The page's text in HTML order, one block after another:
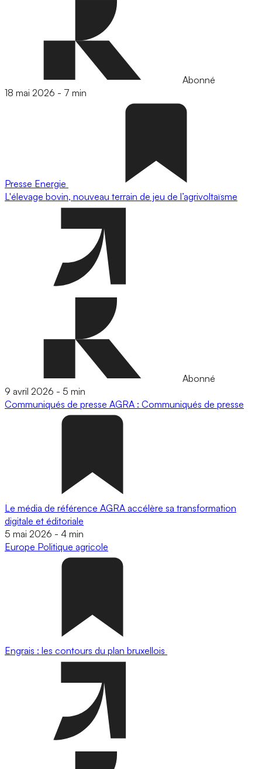
Abonné
18 mai 2026 - 7 min
Presse Energie
L'élevage bovin, nouveau terrain de jeu de l’agrivoltaïsme
Abonné
9 avril 2026 - 5 min
Communiqués de presse AGRA : Communiqués de presse
Le média de référence AGRA accélère sa transformation
digitale et éditoriale
5 mai 2026 - 4 min
Europe Politique agricole
Engrais : les contours du plan bruxellois